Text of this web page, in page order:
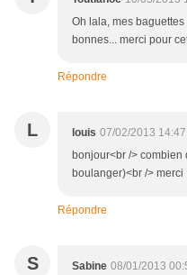
Oh lala, mes
bonnes... merci pour
Répondre
L louis 07/02/2013 14:47
bonjour<br /> combien
boulanger)<br /> merci
Répondre
S Sabine 08/01/2013